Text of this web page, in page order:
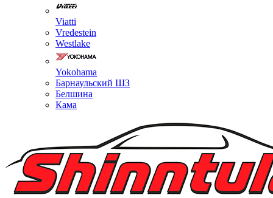
Viatti
Vredestein
Westlake
Yokohama
Барнаульский ШЗ
Белшина
Кама